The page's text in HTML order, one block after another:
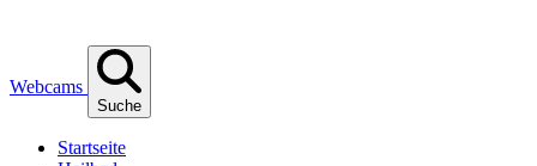
Webcams
Suche
Start­sei­te